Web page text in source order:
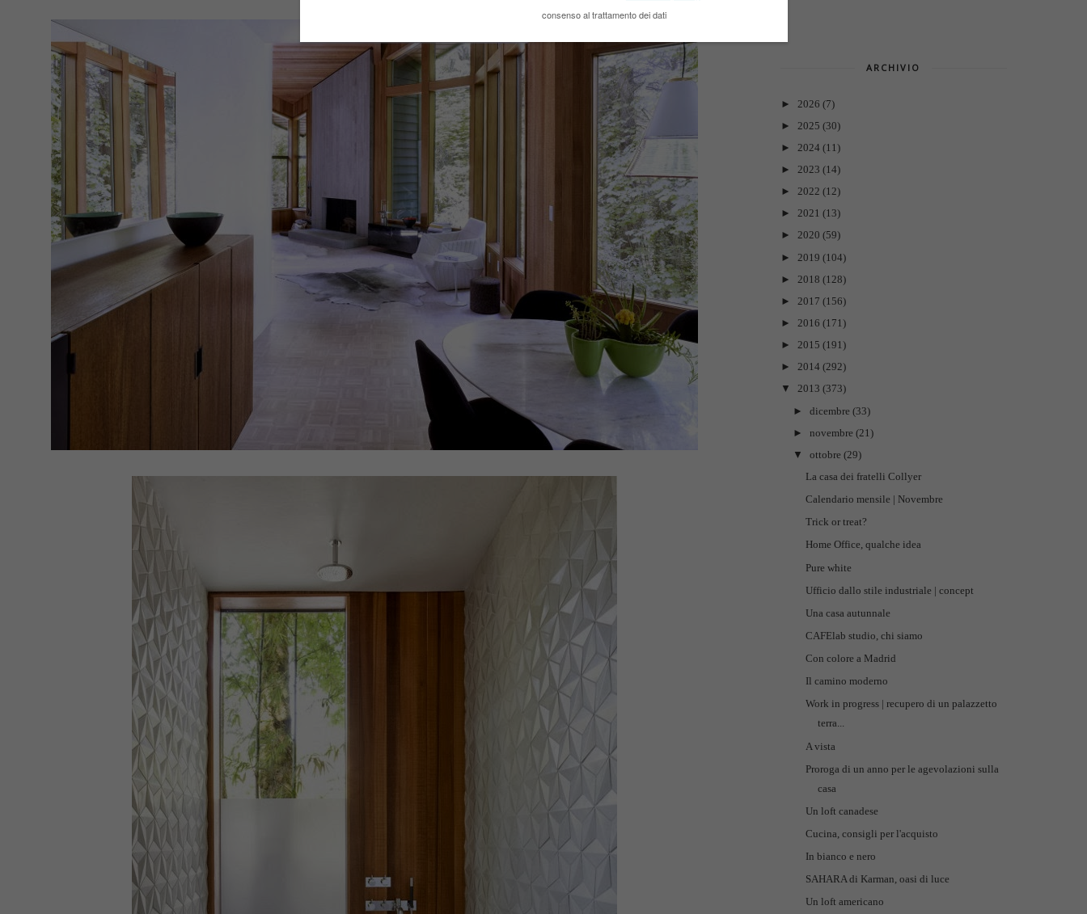
ARCHIVIO
► 2026 (7)
► 2025 (30)
► 2024 (11)
► 2023 (14)
► 2022 (12)
► 2021 (13)
► 2020 (59)
► 2019 (104)
► 2018 (128)
► 2017 (156)
► 2016 (171)
► 2015 (191)
► 2014 (292)
▼
2013 (373)
► dicembre (33)
► novembre (21)
▼
ottobre (29)
La casa dei fratelli Collyer
Calendario mensile | Novembre
Trick or treat?
Home Office, qualche idea
Pure white
Ufficio dallo stile industriale | concept
Una casa autunnale
CAFElab studio, chi siamo
Con colore a Madrid
Il camino moderno
Work in progress | recupero di un palazzetto
terra...
A vista
Proroga di un anno per le agevolazioni sulla
casa
Un loft canadese
Cucina, consigli per l'acquisto
In bianco e nero
SAHARA di Karman, oasi di luce
Un loft americano